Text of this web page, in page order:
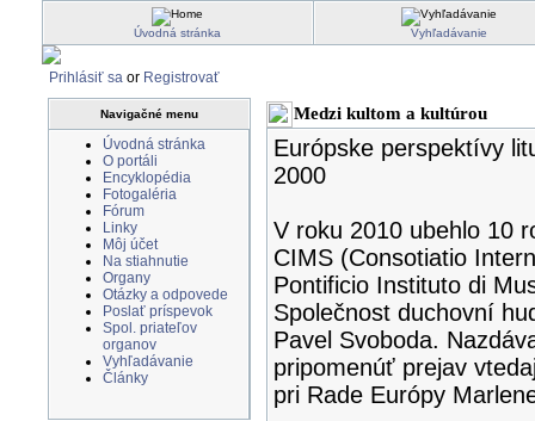
Úvodná stránka Vyhľadávanie
Prihlásiť saor Registrovať
Navigačné menu
Úvodná stránka
O portáli
Encyklopédia
Fotogaléria
Fórum
Linky
Môj účet
Na stiahnutie
Organy
Otázky a odpovede
Poslať príspevok
Spol. priateľov
organov
Vyhľadávanie
Články
Medzi kultom a kultúrou
Európske perspektívy
2000
V roku 2010 ubehlo 10
CIMS (Consotiatio
Pontificio Instituto di
Společnost duchovní
Pavel Svoboda.
pripomenúť prejav
pri Rade Európy